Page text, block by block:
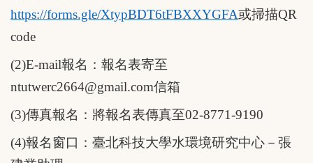
https://forms.gle/XtypBDT6tFBXXYGFA或掃描QR
code
(2)E-mail報名：報名表寄至
ntutwerc2664@gmail.com信箱
(3)傳真報名：將報名表傳真至02-8771-9190
(4)報名窗口：臺北科技大學水環境研究中心－張